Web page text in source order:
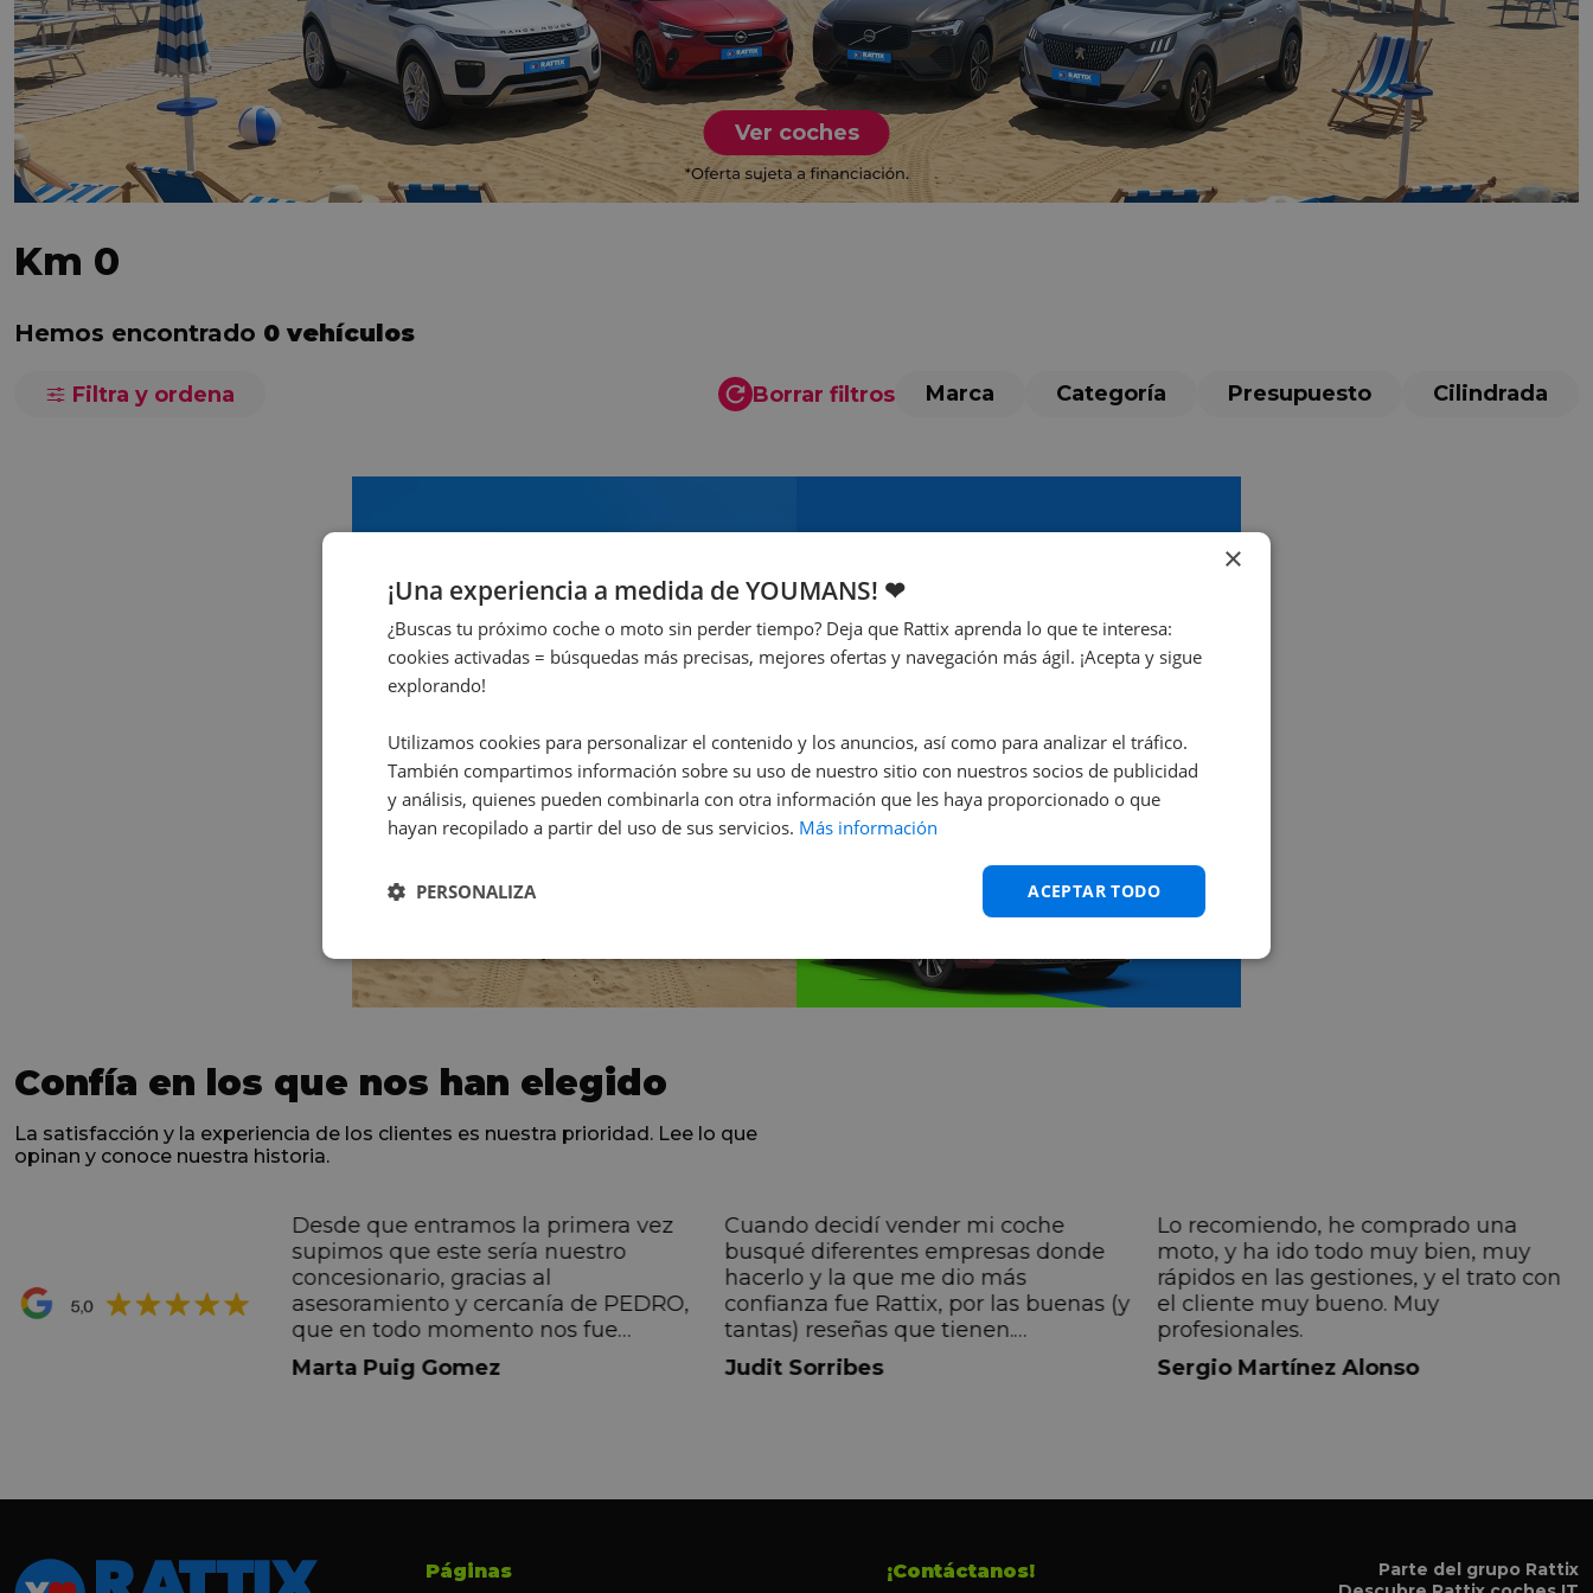
Ver coches
Km 0
Hemos encontrado 0 vehículos
Filtra y ordena Borrar filtros Marca Categoría Presupuesto Cilindrada
¡Te ayudamos nosotros!
¡Contáctanos ya!
Confía en los que nos han elegido
La satisfacción y la experiencia de los clientes es nuestra prioridad. Lee lo que
opinan y conoce nuestra historia.
premio de su vida.
por todo.
Desde que entramos la primera vez
supimos que este sería nuestro
concesionario, gracias al
asesoramiento y cercanía de PEDRO,
que en todo momento nos fue
informando de forma muy directa, de
todos los pasos que teníamos que
Marta Puig Gomez
Cuando decidí vender mi coche
busqué diferentes empresas donde
hacerlo y la que me dio más
confianza fue Rattix, por las buenas (y
tantas) reseñas que tienen.
Realmente la experiencia ha sido
muy buena, Carolina ha sido siempre
Judit Sorribes
Lo recomiendo, he comprado una
moto, y ha ido todo muy bien, muy
rápidos en las gestiones, y el trato con
el cliente muy bueno. Muy
profesionales.
Sergio Martínez Alonso
Páginas ¡Contáctanos!
Parte del grupo Rattix
×
¡Una experiencia a medida de YOUMANS! ❤
¿Buscas tu próximo coche o moto sin perder tiempo? Deja que Rattix aprenda lo que te interesa:
cookies activadas = búsquedas más precisas, mejores ofertas y navegación más ágil. ¡Acepta y sigue
explorando!
Utilizamos cookies para personalizar el contenido y los anuncios, así como para analizar el tráfico.
También compartimos información sobre su uso de nuestro sitio con nuestros socios de publicidad
y análisis, quienes pueden combinarla con otra información que les haya proporcionado o que
hayan recopilado a partir del uso de sus servicios. Más información
ACEPTAR TODO
PERSONALIZA